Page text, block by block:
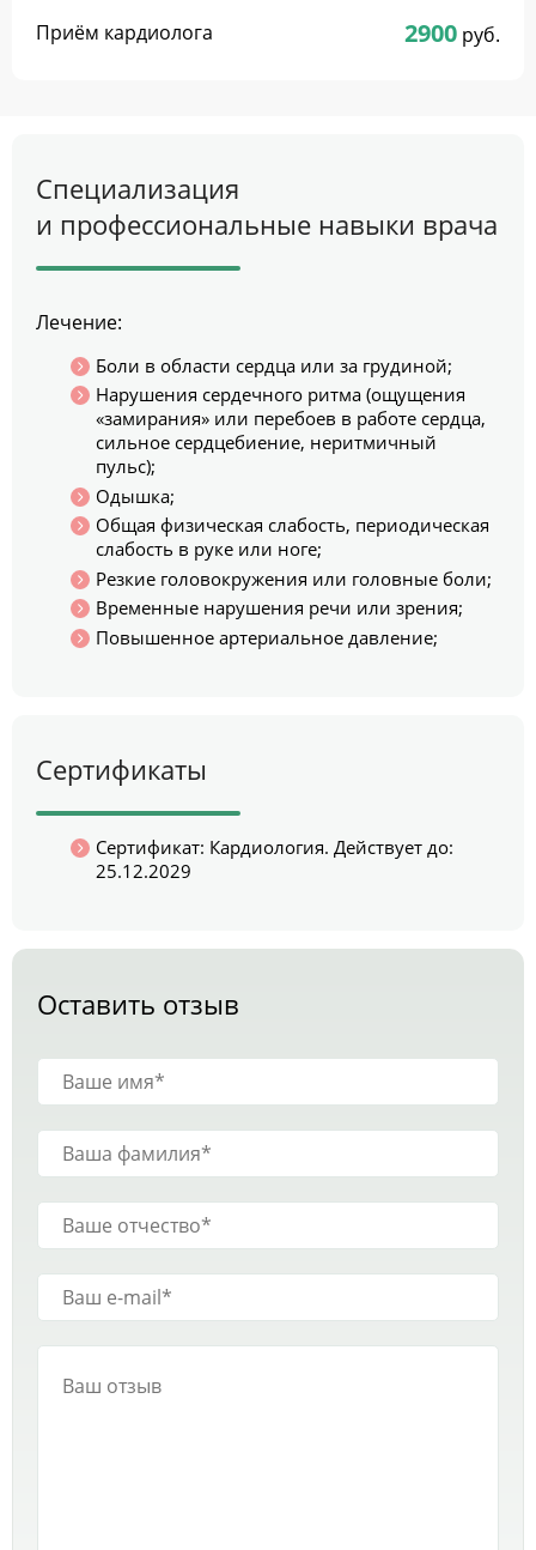
Приём кардиолога 2900руб.
Специализация
и профессиональные навыки врача
Лечение:
Боли в области сердца или за грудиной;
Нарушения сердечного ритма (ощущения
«замирания» или перебоев в работе сердца,
сильное сердцебиение, неритмичный
пульс);
Одышка;
Общая физическая слабость, периодическая
слабость в руке или ноге;
Резкие головокружения или головные боли;
Временные нарушения речи или зрения;
Повышенное артериальное давление;
Сертификаты
Сертификат: Кардиология. Действует до:
25.12.2029
Оставить отзыв